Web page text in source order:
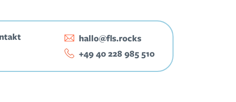
hallo@fls.rocks
‭+49 40 228 985 510‬